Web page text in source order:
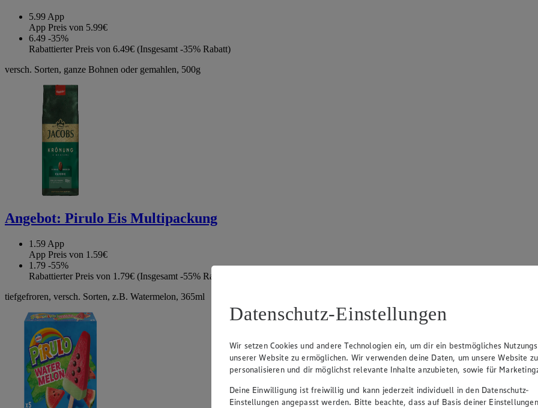
5.99 App
App Preis von 5.99€
6.49 -35%
Rabattierter Preis von 6.49€ (Insgesamt -35% Rabatt)
versch. Sorten, ganze Bohnen oder gemahlen, 500g
Angebot: Pirulo Eis Multipackung
1.59 App
App Preis von 1.59€
1.79 -55%
Rabattierter Preis von 1.79€ (Insgesamt -55% Rabatt)
tiefgefroren, versch. Sorten, z.B. Watermelon, 365ml
Datenschutz-Einstellungen
Wir setzen Cookies und andere Technologien ein, um dir ein bestmögliches
unserer Website zu ermöglichen. Wir verwenden deine Daten, um unsere Website zu
personalisieren und dir möglichst relevante Inhalte anzubieten, sowie für
Deine Einwilligung ist freiwillig und kann jederzeit individuell in den Datenschutz-
Einstellungen angepasst werden. Bitte beachte, dass auf Basis deiner